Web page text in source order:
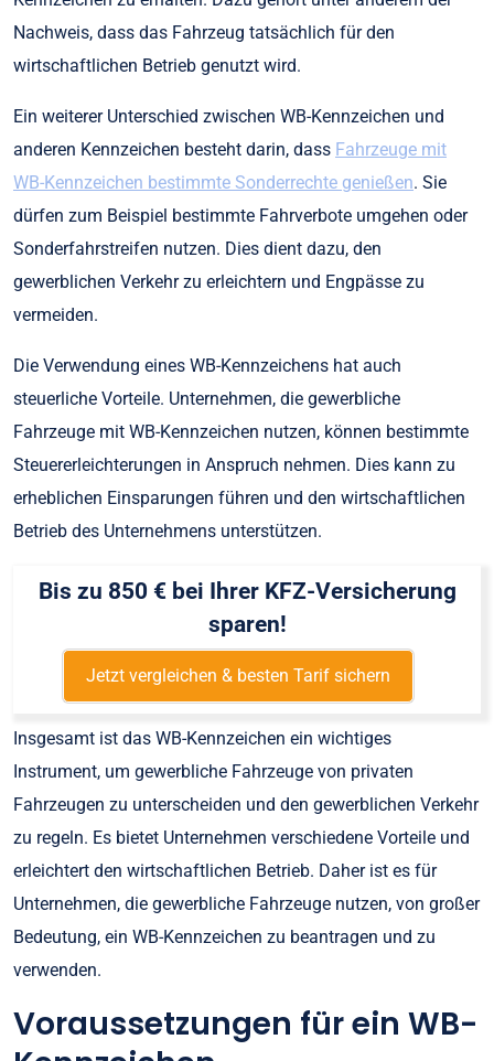
Nachweis, dass das Fahrzeug tatsächlich für den
wirtschaftlichen Betrieb genutzt wird.
Ein weiterer Unterschied zwischen WB-Kennzeichen und
anderen Kennzeichen besteht darin, dass Fahrzeuge mit
WB-Kennzeichen bestimmte Sonderrechte genießen. Sie
dürfen zum Beispiel bestimmte Fahrverbote umgehen oder
Sonderfahrstreifen nutzen. Dies dient dazu, den
gewerblichen Verkehr zu erleichtern und Engpässe zu
vermeiden.
Die Verwendung eines WB-Kennzeichens hat auch
steuerliche Vorteile. Unternehmen, die gewerbliche
Fahrzeuge mit WB-Kennzeichen nutzen, können bestimmte
Steuererleichterungen in Anspruch nehmen. Dies kann zu
erheblichen Einsparungen führen und den wirtschaftlichen
Betrieb des Unternehmens unterstützen.
Bis zu 850 € bei Ihrer KFZ-Versicherung
sparen!
Jetzt vergleichen & besten Tarif sichern
Insgesamt ist das WB-Kennzeichen ein wichtiges
Instrument, um gewerbliche Fahrzeuge von privaten
Fahrzeugen zu unterscheiden und den gewerblichen Verkehr
zu regeln. Es bietet Unternehmen verschiedene Vorteile und
erleichtert den wirtschaftlichen Betrieb. Daher ist es für
Unternehmen, die gewerbliche Fahrzeuge nutzen, von großer
Bedeutung, ein WB-Kennzeichen zu beantragen und zu
verwenden.
Voraussetzungen für ein WB-